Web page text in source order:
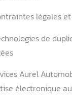
sécurité
5.3.
préventive
6. Comment